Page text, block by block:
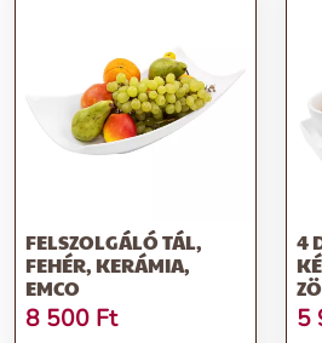
FELSZOLGÁLÓ TÁL,
FEHÉR, KERÁMIA,
EMCO
8 500 Ft
4
5